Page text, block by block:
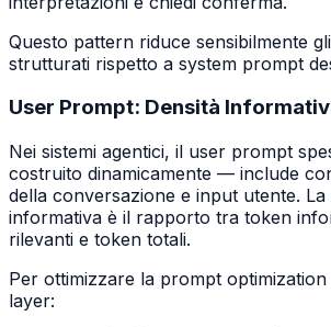
Questo pattern riduce sensibilmente
strutturati rispetto a system prompt
User Prompt: Densità
Nei sistemi agentici, il user prompt
costruito dinamicamente — include
della conversazione e input utente. La
informativa è il rapporto tra token
rilevanti e token totali.
Per ottimizzare la prompt
layer: